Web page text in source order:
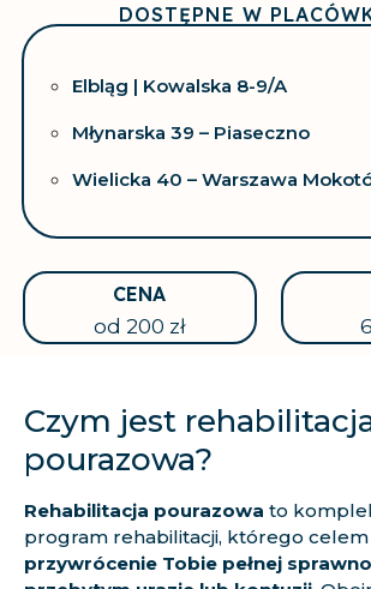
DOSTĘPNE W
Elbląg | Kowalska 8-9/A
Młynarska 39 – Piaseczno
Wielicka 40 – Warszawa
CENA
od 200 zł
Czym jest
pourazowa?
Rehabilitacja pourazowa to
program rehabilitacji, którego celem
przywrócenie Tobie pełnej